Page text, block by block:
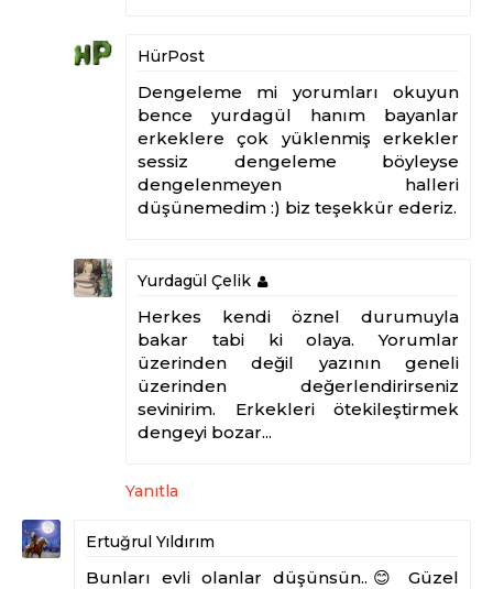
HürPost
Dengeleme mi yorumları okuyun
bence yurdagül hanım bayanlar
erkeklere çok yüklenmiş erkekler
sessiz dengeleme böyleyse
dengelenmeyen halleri
düşünemedim :) biz teşekkür ederiz.
Yurdagül Çelik
Herkes kendi öznel durumuyla
bakar tabi ki olaya. Yorumlar
üzerinden değil yazının geneli
üzerinden değerlendirirseniz
sevinirim. Erkekleri ötekileştirmek
dengeyi bozar...
Yanıtla
Ertuğrul Yıldırım
Bunları evli olanlar düşünsün..😊 Güzel